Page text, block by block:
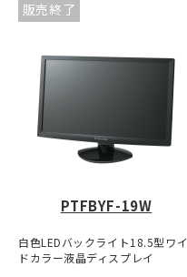
販売終了
PTFBYF-19W
白色LEDバックライト18.5型ワイ
ドカラー液晶ディスプレイ